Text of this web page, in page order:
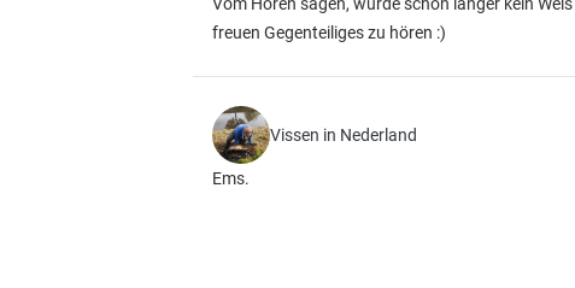
freuen Gegenteiliges zu hören :)
Vissen in Nederland
Ems.